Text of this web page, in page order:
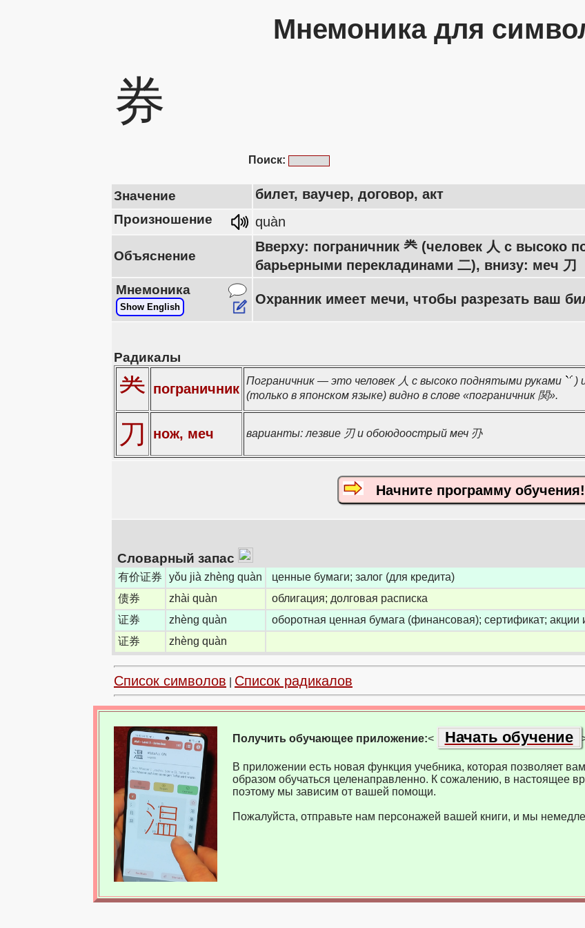
Мнемоника для
券
Поиск:
Значение билет, ваучер, договор, акт
Произношение quàn
Объяснение
Вверху: пограничник 龹 (человек 人 с высоко
барьерными перекладинами 二), внизу: меч 刀
Мнемоника
Show English
Охранник имеет мечи, чтобы разрезать ваш
Радикалы
龹 пограничник
Пограничник — это человек 人 с высоко поднятыми руками
)
(только в японском языке) видно в слове «пограничник 関».
刀 нож, меч варианты: лезвие 刃 и обоюдоострый меч 刅
Начните программу обучения!
Словарный запас
有价证券 yǒu jià zhèng quàn
ценные бумаги; залог (для кредита)
债券
zhài quàn
облигация; долговая расписка
证券
zhèng quàn
оборотная ценная бумага (финансовая); сертификат; акции
证券
zhèng quàn
Список символов Список радикалов
Получить обучающее приложение:< Начать обучение
В приложении есть новая функция учебника, которая позволяет
образом обучаться целенаправленно. К сожалению, в настоящее
поэтому мы зависим от вашей помощи.
Пожалуйста, отправьте нам персонажей вашей книги, и мы